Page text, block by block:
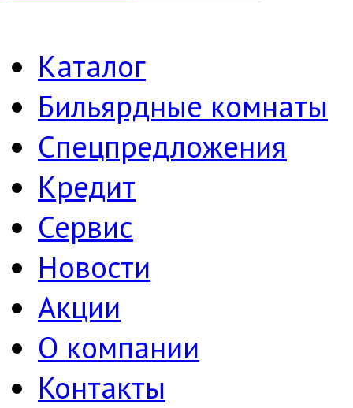
Каталог
Бильярдные комнаты
Спецпредложения
Кредит
Сервис
Новости
Акции
О компании
Контакты